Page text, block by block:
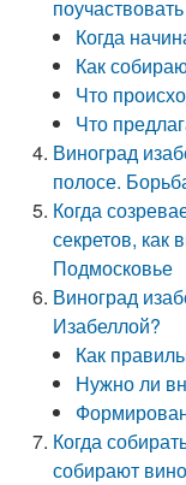
поучаствовать
Когда
Как
Что
Что
Виноград
полосе.
Когда
секретов, как
Подмосковье
Виноград
Изабеллой?
Как
Нужно ли
Когда
собирают